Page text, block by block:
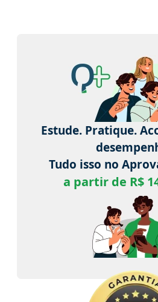
Estude. Pratique.
Tudo isso no
a partir de R$